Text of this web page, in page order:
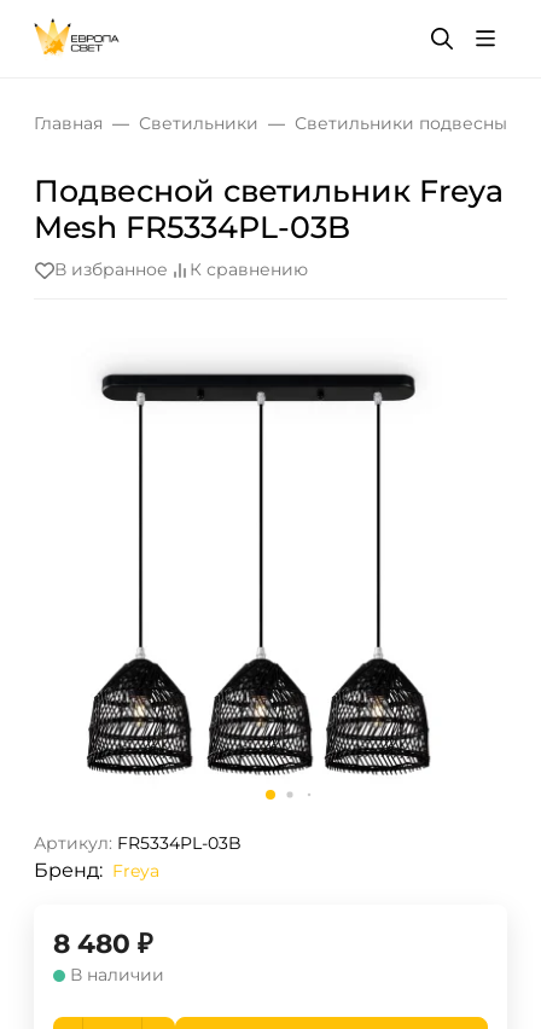
Главная Светильники Светильники подвесные
Подвесной светильник Freya
Mesh FR5334PL-03B
В избранное К сравнению
Артикул: FR5334PL-03B
Бренд: Freya
8 480 ₽
В наличии